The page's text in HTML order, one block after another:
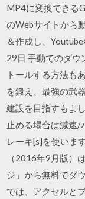
MP4に変換できる
のWebサイトから
＆作成し、
29日 手動でのダウ
トールする方法も
を鍛え、最強の武
建設を目指すもよ
止める場合は減速/
レーキ[s]を使いま
（2016年9月版）
ジ」から無料でダ
では、アクセルと